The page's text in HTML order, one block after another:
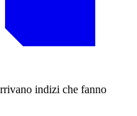
indizi che fanno